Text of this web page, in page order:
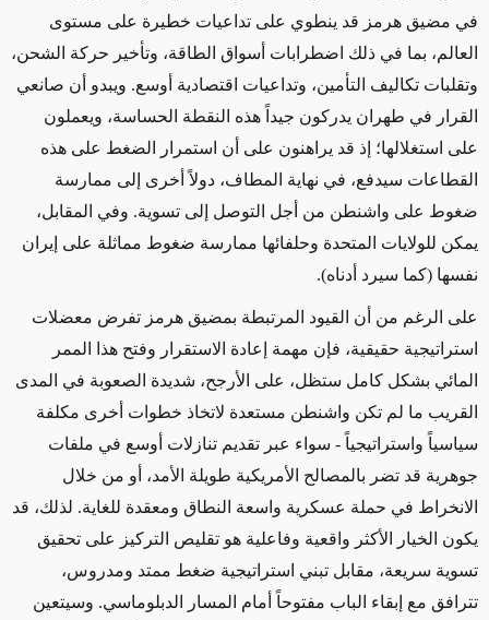
في مضيق هرمز قد ينطوي على تداعيات خطيرة على مستوى
العالم، بما في ذلك اضطرابات أسواق الطاقة، وتأخير حركة الشحن،
وتقلبات تكاليف التأمين، وتداعيات اقتصادية أوسع. ويبدو أن صانعي
القرار في طهران يدركون جيداً هذه النقطة الحساسة، ويعملون
على استغلالها؛ إذ قد يراهنون على أن استمرار الضغط على هذه
القطاعات سيدفع، في نهاية المطاف، دولاً أخرى إلى ممارسة
ضغوط على واشنطن من أجل التوصل إلى تسوية. وفي المقابل،
يمكن للولايات المتحدة وحلفائها ممارسة ضغوط مماثلة على إيران
نفسها (كما سيرد أدناه).
على الرغم من أن القيود المرتبطة بمضيق هرمز تفرض معضلات
استراتيجية حقيقية، فإن مهمة إعادة الاستقرار وفتح هذا الممر
المائي بشكل كامل ستظل، على الأرجح، شديدة الصعوبة في المدى
القريب ما لم تكن واشنطن مستعدة لاتخاذ خطوات أخرى مكلفة
سياسياً واستراتيجياً - سواء عبر تقديم تنازلات أوسع في ملفات
جوهرية قد تضر بالمصالح الأمريكية طويلة الأمد، أو من خلال
الانخراط في حملة عسكرية واسعة النطاق ومعقدة للغاية. لذلك، قد
يكون الخيار الأكثر واقعية وفاعلية هو تقليص التركيز على تحقيق
تسوية سريعة، مقابل تبني استراتيجية ضغط ممتد ومدروس،
تترافق مع إبقاء الباب مفتوحاً أمام المسار الدبلوماسي. وسيتعين